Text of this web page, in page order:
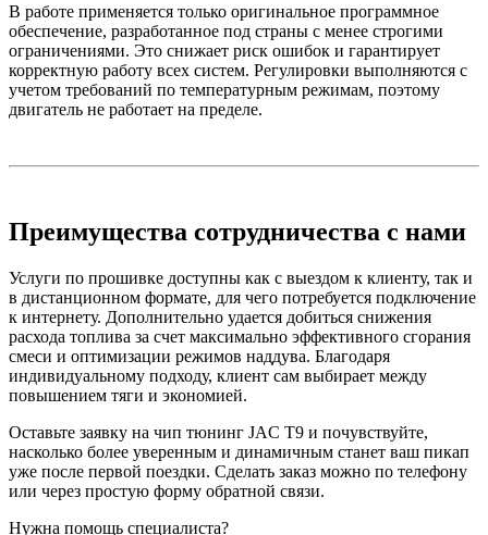
В работе применяется только оригинальное программное
обеспечение, разработанное под страны с менее строгими
ограничениями. Это снижает риск ошибок и гарантирует
корректную работу всех систем. Регулировки выполняются с
учетом требований по температурным режимам, поэтому
двигатель не работает на пределе.
Преимущества сотрудничества с нами
Услуги по прошивке доступны как с выездом к клиенту, так и
в дистанционном формате, для чего потребуется подключение
к интернету. Дополнительно удается добиться снижения
расхода топлива за счет максимально эффективного сгорания
смеси и оптимизации режимов наддува. Благодаря
индивидуальному подходу, клиент сам выбирает между
повышением тяги и экономией.
Оставьте заявку на чип тюнинг JAC T9 и почувствуйте,
насколько более уверенным и динамичным станет ваш пикап
уже после первой поездки. Сделать заказ можно по телефону
или через простую форму обратной связи.
Нужна помощь специалиста?